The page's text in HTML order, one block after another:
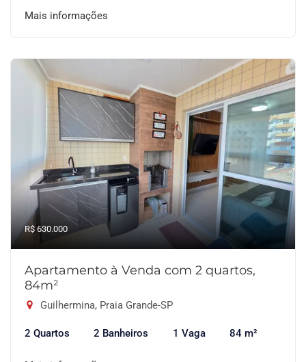
Mais informações
R$ 630.000
Apartamento à Venda com 2 quartos,
84m²
Guilhermina, Praia Grande-SP
2 Quartos 2 Banheiros 1 Vaga 84 m²